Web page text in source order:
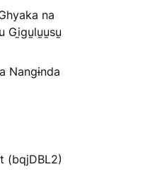
na
Gi̱gu̱lu̱u̱su̱
Nangɨnda
(bqjDBL2)